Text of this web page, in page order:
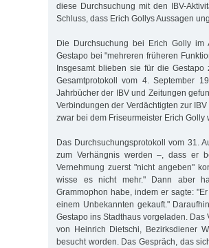
diese Durchsuchung mit den IBV-
Schluss, dass Erich Gollys Aussagen
Die Durchsuchung bei Erich Golly
Gestapo bei "mehreren früheren
Insgesamt blieben sie für die
Gesamtprotokoll vom 4. September
Jahrbücher der IBV und Zeitungen
Verbindungen der Verdächtigten zur
zwar bei dem Friseurmeister Erich
Das Durchsuchungsprotokoll vom 31.
zum Verhängnis werden –, dass er
Vernehmung zuerst "nicht angeben"
wisse es nicht mehr." Dann aber
Grammophon habe, indem er sagte:
einem Unbekannten gekauft."
Gestapo ins Stadthaus vorgeladen.
von Heinrich Dietschi, Bezirksdiener
besucht worden. Das Gespräch, das